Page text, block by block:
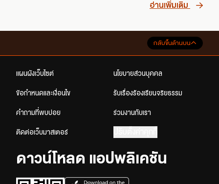
อ่านเพิ่มเติม
กลับขึ้นด้านบน
แผนผังเว็บไซต์ นโยบายส่วนบุคคล
ข้อกำหนดและเงื่อนไข รับเรื่องร้องเรียนจริยธรรม
คำถามที่พบบ่อย ร่วมงานกับเรา
ติดต่อเว็บมาสเตอร์
ดาวน์โหลด แอปพลิเคชัน